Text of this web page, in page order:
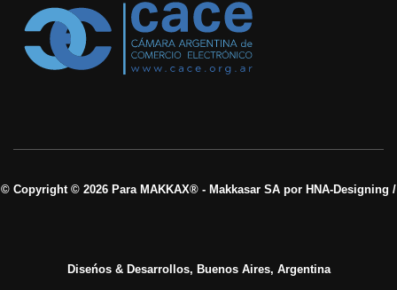
© Copyright © 2026 Para MAKKAX® - Makkasar SA por HNA-Designing /
Diseńos & Desarrollos, Buenos Aires, Argentina